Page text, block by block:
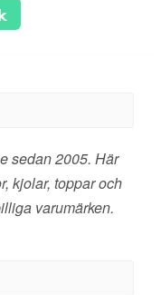
sedan 2005. Här
kjolar, toppar och
varumärken.